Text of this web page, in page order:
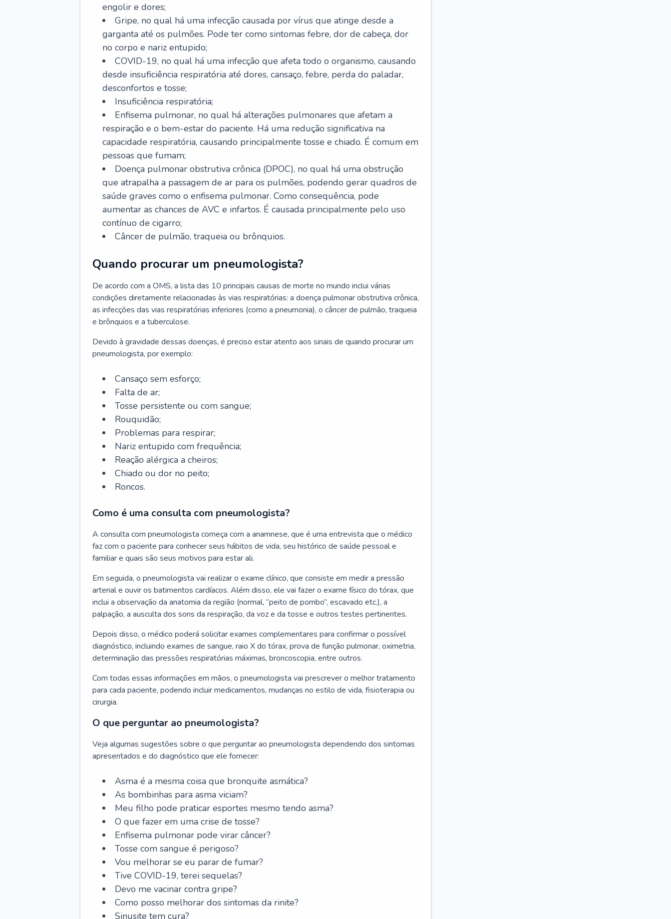
engolir e dores;
Gripe, no qual há uma infecção causada por vírus que atinge desde a
garganta até os pulmões. Pode ter como sintomas febre, dor de cabeça, dor
no corpo e nariz entupido;
COVID-19, no qual há uma infecção que afeta todo o organismo, causando
desde insuficiência respiratória até dores, cansaço, febre, perda do paladar,
desconfortos e tosse;
Insuficiência respiratória;
Enfisema pulmonar, no qual há alterações pulmonares que afetam a
respiração e o bem-estar do paciente. Há uma redução significativa na
capacidade respiratória, causando principalmente tosse e chiado. É comum em
pessoas que fumam;
Doença pulmonar obstrutiva crônica (DPOC), no qual há uma obstrução
que atrapalha a passagem de ar para os pulmões, podendo gerar quadros de
saúde graves como o enfisema pulmonar. Como consequência, pode
aumentar as chances de AVC e infartos. É causada principalmente pelo uso
contínuo de cigarro;
Câncer de pulmão, traqueia ou brônquios.
Quando procurar um pneumologista?
De acordo com a OMS, a lista das 10 principais causas de morte no mundo inclui várias
condições diretamente relacionadas às vias respiratórias: a doença pulmonar obstrutiva crônica,
as infecções das vias respiratórias inferiores (como a pneumonia), o câncer de pulmão, traqueia
e brônquios e a tuberculose.
Devido à gravidade dessas doenças, é preciso estar atento aos sinais de quando procurar um
pneumologista, por exemplo:
Cansaço sem esforço;
Falta de ar;
Tosse persistente ou com sangue;
Rouquidão;
Problemas para respirar;
Nariz entupido com frequência;
Reação alérgica a cheiros;
Chiado ou dor no peito;
Roncos.
Como é uma consulta com pneumologista?
A consulta com pneumologista começa com a anamnese, que é uma entrevista que o médico
faz com o paciente para conhecer seus hábitos de vida, seu histórico de saúde pessoal e
familiar e quais são seus motivos para estar ali.
Em seguida, o pneumologista vai realizar o exame clínico, que consiste em medir a pressão
arterial e ouvir os batimentos cardíacos. Além disso, ele vai fazer o exame físico do tórax, que
inclui a observação da anatomia da região (normal, “peito de pombo”, escavado etc.), a
palpação, a ausculta dos sons da respiração, da voz e da tosse e outros testes pertinentes.
Depois disso, o médico poderá solicitar exames complementares para confirmar o possível
diagnóstico, incluindo exames de sangue, raio X do tórax, prova de função pulmonar, oximetria,
determinação das pressões respiratórias máximas, broncoscopia, entre outros.
Com todas essas informações em mãos, o pneumologista vai prescrever o melhor tratamento
para cada paciente, podendo incluir medicamentos, mudanças no estilo de vida, fisioterapia ou
cirurgia.
O que perguntar ao pneumologista?
Veja algumas sugestões sobre o que perguntar ao pneumologista dependendo dos sintomas
apresentados e do diagnóstico que ele fornecer:
Asma é a mesma coisa que bronquite asmática?
As bombinhas para asma viciam?
Meu filho pode praticar esportes mesmo tendo asma?
O que fazer em uma crise de tosse?
Enfisema pulmonar pode virar câncer?
Tosse com sangue é perigoso?
Vou melhorar se eu parar de fumar?
Tive COVID-19, terei sequelas?
Devo me vacinar contra gripe?
Como posso melhorar dos sintomas da rinite?
Sinusite tem cura?